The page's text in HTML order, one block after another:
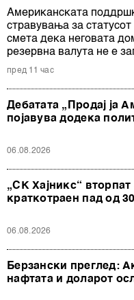
Американската
стравувања за
смета дека неговата
резервна валута не е
пред 11 час
Дебатата „Продај ја
појавува додека
06.08.2026
„СК Хајникс“
краткотраен пад од
06.08.2026
Берзански преглед:
нафтата и доларот